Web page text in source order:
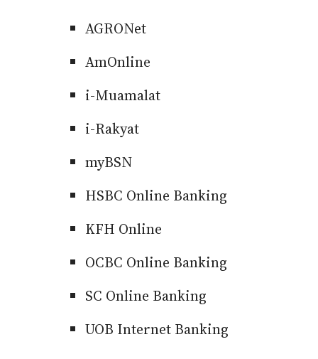
AGRONet
AmOnline
i-Muamalat
i-Rakyat
myBSN
HSBC Online Banking
KFH Online
OCBC Online Banking
SC Online Banking
UOB Internet Banking